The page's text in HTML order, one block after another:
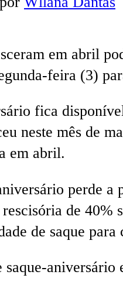
em abril
feira (3)
fica
neste mês de
em abril.
perde
de 40%
de saque
aniversário